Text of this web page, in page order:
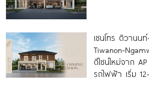
เซนโทร ติวานน
Tiwanon-
ดีไซน์ใหม่จาก
รถไฟฟ้า เริ่ม